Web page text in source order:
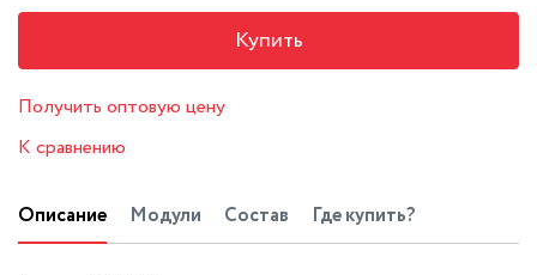
Купить
Получить оптовую цену
К сравнению
Описание Модули Состав Где купить?